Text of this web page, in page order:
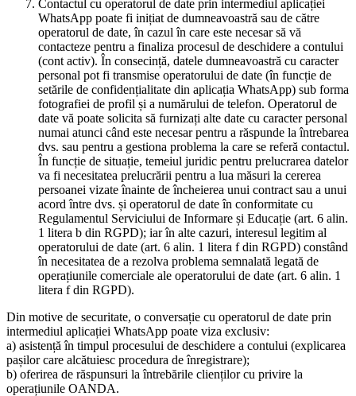
Contactul cu operatorul de date prin intermediul aplicației
WhatsApp poate fi inițiat de dumneavoastră sau de către
operatorul de date, în cazul în care este necesar să vă
contacteze pentru a finaliza procesul de deschidere a contului
(cont activ). În consecință, datele dumneavoastră cu caracter
personal pot fi transmise operatorului de date (în funcție de
setările de confidențialitate din aplicația WhatsApp) sub forma
fotografiei de profil și a numărului de telefon. Operatorul de
date vă poate solicita să furnizați alte date cu caracter personal
numai atunci când este necesar pentru a răspunde la întrebarea
dvs. sau pentru a gestiona problema la care se referă contactul.
În funcție de situație, temeiul juridic pentru prelucrarea datelor
va fi necesitatea prelucrării pentru a lua măsuri la cererea
persoanei vizate înainte de încheierea unui contract sau a unui
acord între dvs. și operatorul de date în conformitate cu
Regulamentul Serviciului de Informare și Educație (art. 6 alin.
1 litera b din RGPD); iar în alte cazuri, interesul legitim al
operatorului de date (art. 6 alin. 1 litera f din RGPD) constând
în necesitatea de a rezolva problema semnalată legată de
operațiunile comerciale ale operatorului de date (art. 6 alin. 1
litera f din RGPD).
Din motive de securitate, o conversație cu operatorul de date prin
intermediul aplicației WhatsApp poate viza exclusiv:
a) asistență în timpul procesului de deschidere a contului (explicarea
pașilor care alcătuiesc procedura de înregistrare);
b) oferirea de răspunsuri la întrebările clienților cu privire la
operațiunile OANDA.